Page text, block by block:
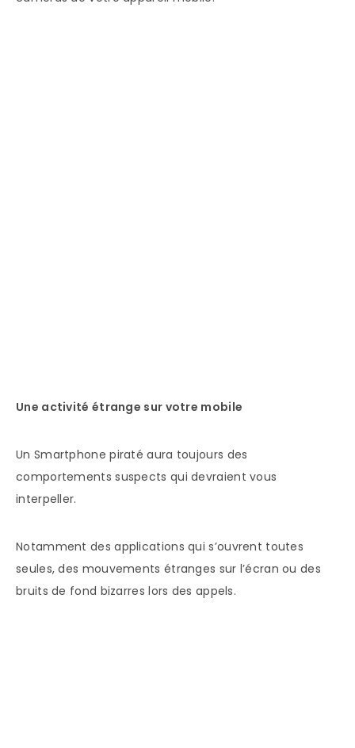
Une activité étrange sur votre mobile
Un Smartphone piraté aura toujours des
comportements suspects qui devraient vous
interpeller.
Notamment des applications qui s’ouvrent toutes
seules, des mouvements étranges sur l’écran ou des
bruits de fond bizarres lors des appels.